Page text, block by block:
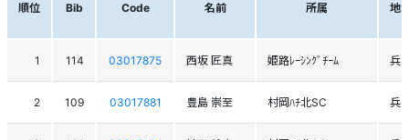
順位 Bib Code 名前 所属 地
1 114 03017875 西坂 匠真 姫路ﾚｰｼﾝｸﾞﾁｰﾑ 兵
2 109 03017881 豊島 崇至 村岡ﾊﾁ北SC 兵